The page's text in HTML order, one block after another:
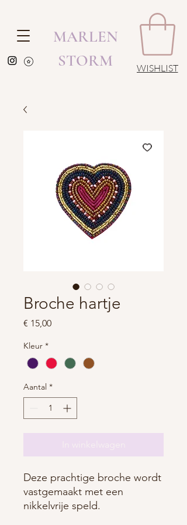
MARLEN
STORM
WISHLIST
Broche hartje
€ 15,00Prijs
Kleur *
Aantal *
Deze prachtige broche wordt
vastgemaakt met een
nikkelvrije speld.